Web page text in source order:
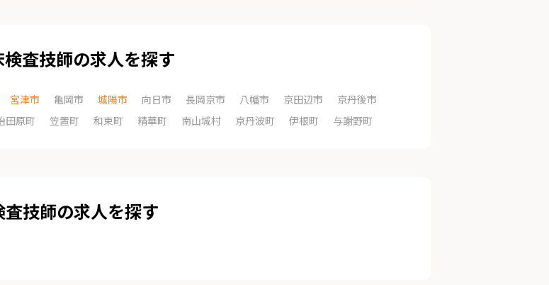
査技師の求人を探す
宮津市 亀岡市 城陽市 向日市 長岡京市 八幡市 京田辺市
京丹後市
田原町 笠置町 和束町 精華町 南山城村 京丹波町 伊根町 与謝野町
技師の求人を探す